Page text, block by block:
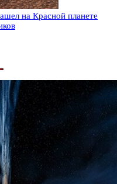
на Красной планете